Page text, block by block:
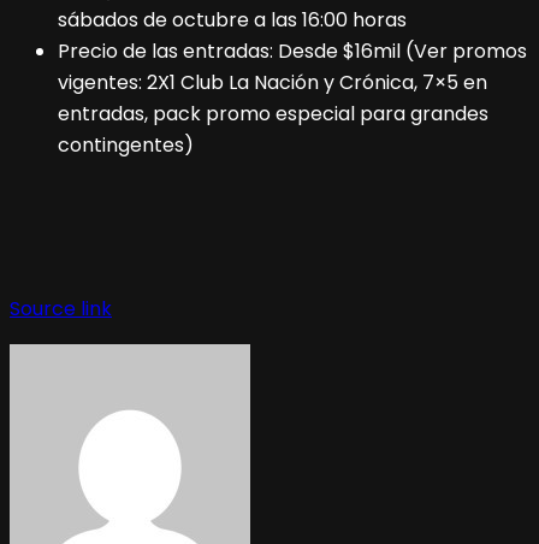
sábados de octubre a las 16:00 horas
Precio de las entradas: Desde $16mil (Ver promos
vigentes: 2X1 Club La Nación y Crónica, 7×5 en
entradas, pack promo especial para grandes
contingentes)
de
entradas
Source link